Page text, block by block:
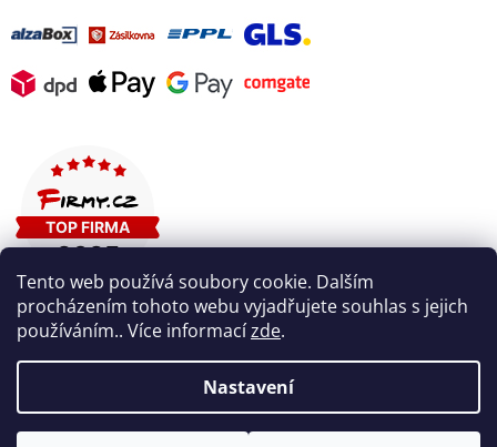
Tento web používá soubory cookie. Dalším
procházením tohoto webu vyjadřujete souhlas s jejich
používáním.. Více informacízde.
Nastavení
V pátek 7. 8. máme firemní dovolenou. V případě potřeby nám
Vytvořil Shoptet